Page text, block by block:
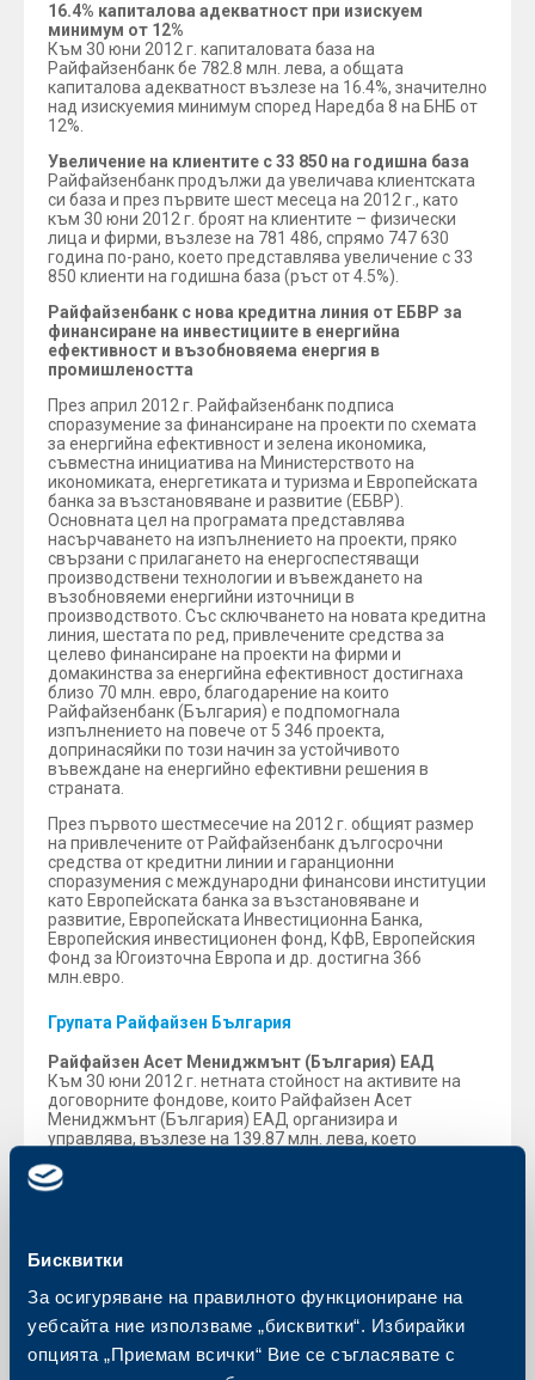
Бисквитки
За осигуряване на правилното функциониране на
уебсайта ние използваме „бисквитки“. Избирайки
опцията „Приемам всички“ Вие се съгласявате с
16.4% капиталова адекватност при изискуем
минимум от 12%
Към 30 юни 2012 г. капиталовата база на
Райфайзенбанк бе 782.8 млн. лева, а общата
капиталова адекватност възлезе на 16.4%, значително
над изискуемия минимум според Наредба 8 на БНБ от
12%.
Увеличение на клиентите с 33 850 на годишна база
Райфайзенбанк продължи да увеличава клиентската
си база и през първите шест месеца на 2012 г., като
към 30 юни 2012 г. броят на клиентите – физически
лица и фирми, възлезе на 781 486, спрямо 747 630
година по-рано, което представлява увеличение с 33
850 клиенти на годишна база (ръст от 4.5%).
Райфайзенбанк с нова кредитна линия от ЕБВР за
финансиране на инвестициите в енергийна
ефективност и възобновяема енергия в
промишлеността
През април 2012 г. Райфайзенбанк подписа
споразумение за финансиране на проекти по схемата
за енергийна ефективност и зелена икономика,
съвместна инициатива на Министерството на
икономиката, енергетиката и туризма и Европейската
банка за възстановяване и развитие (ЕБВР).
Основната цел на програмата представлява
насърчаването на изпълнението на проекти, пряко
свързани с прилагането на енергоспестяващи
производствени технологии и въвеждането на
възобновяеми енергийни източници в
производството. Със сключването на новата кредитна
линия, шестата по ред, привлечените средства за
целево финансиране на проекти на фирми и
домакинства за енергийна ефективност достигнаха
близо 70 млн. евро, благодарение на които
Райфайзенбанк (България) е подпомогнала
изпълнението на повече от 5 346 проекта,
допринасяйки по този начин за устойчивото
въвеждане на енергийно ефективни решения в
страната.
През първото шестмесечие на 2012 г. общият размер
на привлечените от Райфайзенбанк дългосрочни
средства от кредитни линии и гаранционни
споразумения с международни финансови институции
като Европейската банка за възстановяване и
развитие, Европейската Инвестиционна Банка,
Европейския инвестиционен фонд, КфВ, Европейския
Фонд за Югоизточна Европа и др. достигна 366
млн.евро.
Групата Райфайзен България
Райфайзен Асет Мениджмънт (България) ЕАД
Към 30 юни 2012 г. нетната стойност на активите на
договорните фондове, които Райфайзен Асет
Мениджмънт (България) ЕАД организира и
управлява, възлезе на 139.87 млн. лева, което
дружества у нас с пазарен дял от близо 32%.
Райфайзен Асет Мениджмънт управлява двата най-
Райфайзен (България) Фонд Защитена инвестиция в
Евро. Освен шест местни фонда, Райфайзен Асет
Мениджмънт предлага и 12 чуждестранни схеми на
Райфайзен Кепитъл Мениджмънт, Виена.
Райфайзен Лизинг България ООД
Към 30 юни 2012 г. активите на Райфайзен Лизинг